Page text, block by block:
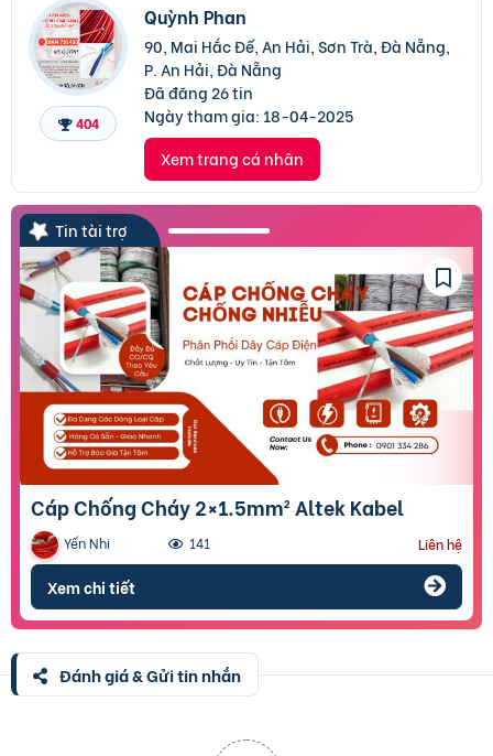
404
Quỳnh Phan
90, Mai Hắc Đế, An Hải, Sơn Trà, Đà Nẵng,
P. An Hải, Đà Nẵng
Đã đăng 26 tin
Ngày tham gia: 18-04-2025
Xem trang cá nhân
Tin tài trợ
Cáp Chống Cháy 2×1.5mm² Altek Kabel
Yến Nhi 141 Liên hệ
Xem chi tiết
Đánh giá & Gửi tin nhắn